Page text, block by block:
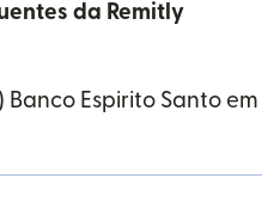
da Remitly
Banco Espirito Santo em